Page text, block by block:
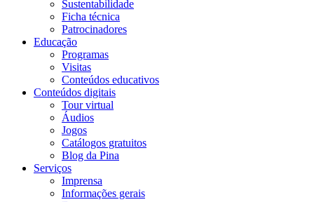
Sustentabilidade
Ficha técnica
Patrocinadores
Educação
Programas
Visitas
Conteúdos educativos​
Conteúdos digitais
Tour virtual
Áudios
Jogos
Catálogos gratuitos
Blog da Pina
Serviços
Imprensa
Informações gerais